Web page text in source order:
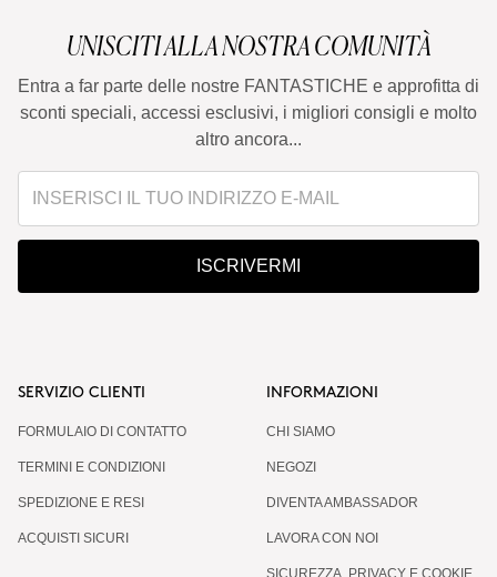
UNISCITI ALLA NOSTRA COMUNITÀ
Entra a far parte delle nostre FANTASTICHE e approfitta di
sconti speciali, accessi esclusivi, i migliori consigli e molto
altro ancora...
ISCRIVERMI
SERVIZIO CLIENTI
FORMULAIO DI CONTATTO
TERMINI E CONDIZIONI
SPEDIZIONE E RESI
ACQUISTI SICURI
INFORMAZIONI
CHI SIAMO
NEGOZI
DIVENTA AMBASSADOR
LAVORA CON NOI
SICUREZZA, PRIVACY E COOKIE